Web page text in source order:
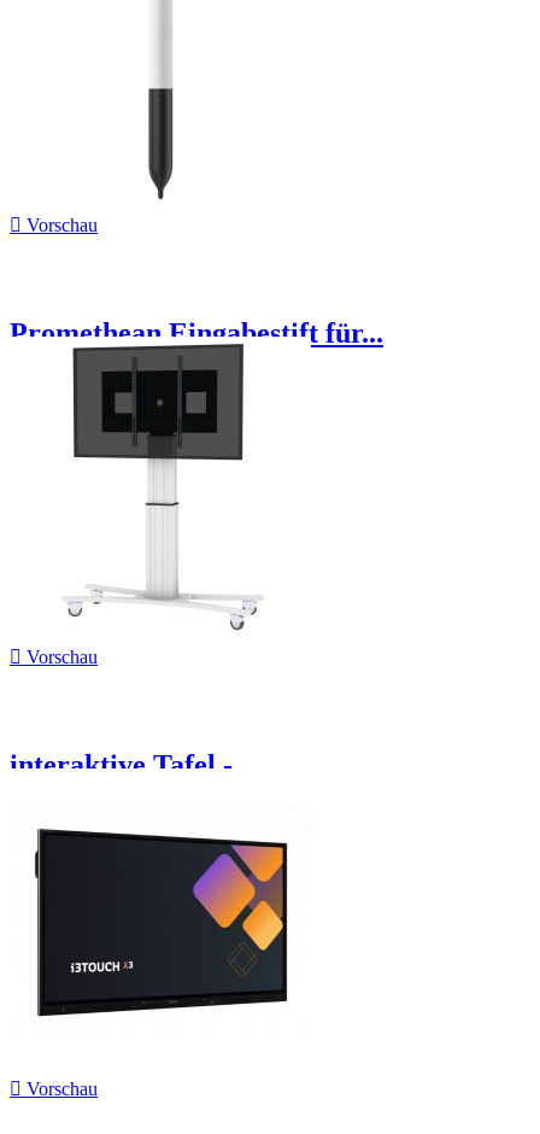
 Vorschau
Promethean Eingabestift für...
 Vorschau
interaktive Tafel -...
 Vorschau